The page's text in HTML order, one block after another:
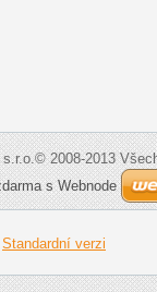
2008-2013
s Webnode
Standardní verzi